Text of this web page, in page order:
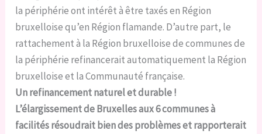
la périphérie ont intérêt à être taxés en Région
bruxelloise qu’en Région flamande. D’autre part, le
rattachement à la Région bruxelloise de communes de
la périphérie refinancerait automatiquement la Région
bruxelloise et la Communauté française.
Un refinancement naturel et durable !
L’élargissement de Bruxelles aux 6 communes à
facilités résoudrait bien des problèmes et rapporterait